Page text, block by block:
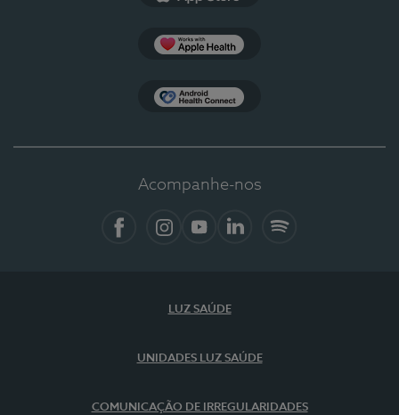
Acompanhe-nos
LUZ SAÚDE
UNIDADES LUZ SAÚDE
COMUNICAÇÃO DE IRREGULARIDADES